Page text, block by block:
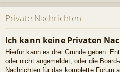
Private Nachrichten
Ich kann keine Privaten
Hierfür kann es drei Gründe geben:
oder nicht angemeldet, oder die
Nachrichten für das komplette Forum